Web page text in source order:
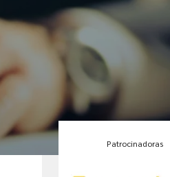
Patrocinadoras